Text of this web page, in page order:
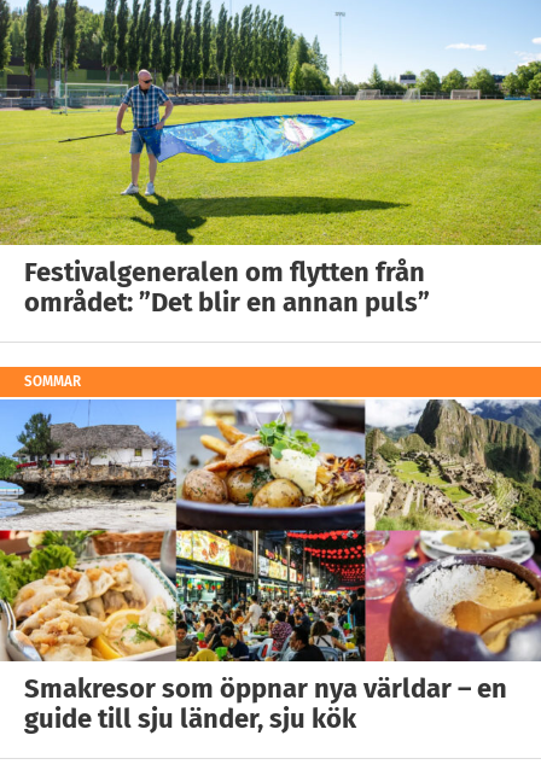
Festivalgeneralen om flytten från
området: ”Det blir en annan puls”
SOMMAR
Smakresor som öppnar nya världar – en
guide till sju länder, sju kök